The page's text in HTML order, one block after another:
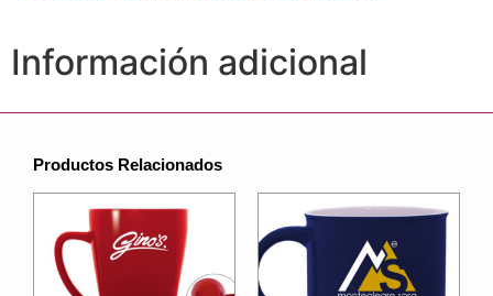
Información adicional
Productos Relacionados